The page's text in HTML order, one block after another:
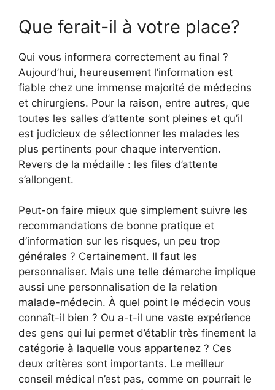
Que ferait-il à votre place?
Qui vous informera correctement au final ?
Aujourd’hui, heureusement l’information est
fiable chez une immense majorité de médecins
et chirurgiens. Pour la raison, entre autres, que
toutes les salles d’attente sont pleines et qu’il
est judicieux de sélectionner les malades les
plus pertinents pour chaque intervention.
Revers de la médaille : les files d’attente
s’allongent.
Peut-on faire mieux que simplement suivre les
recommandations de bonne pratique et
d’information sur les risques, un peu trop
générales ? Certainement. Il faut les
personnaliser. Mais une telle démarche implique
aussi une personnalisation de la relation
malade-médecin. À quel point le médecin vous
connaît-il bien ? Ou a-t-il une vaste expérience
des gens qui lui permet d’établir très finement la
catégorie à laquelle vous appartenez ? Ces
deux critères sont importants. Le meilleur
conseil médical n’est pas, comme on pourrait le